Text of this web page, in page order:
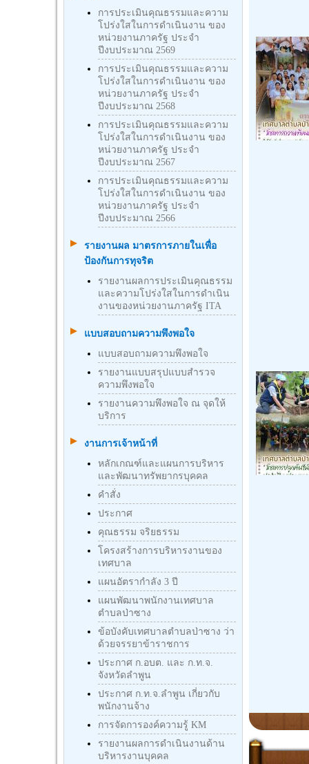
การประเมินคุณธรรมและความ
โปร่งใสในการดำเนินงาน ของ
หน่วยงานภาครัฐ ประจำ
ปีงบประมาณ 2569
การประเมินคุณธรรมและความ
โปร่งใสในการดำเนินงาน ของ
หน่วยงานภาครัฐ ประจำ
ปีงบประมาณ 2568
การประเมินคุณธรรมและความ
โปร่งใสในการดำเนินงาน ของ
หน่วยงานภาครัฐ ประจำ
ปีงบประมาณ 2567
การประเมินคุณธรรมและความ
โปร่งใสในการดำเนินงาน ของ
หน่วยงานภาครัฐ ประจำ
ปีงบประมาณ 2566
รายงานผล มาตรการภายในเพื่อ
ป้องกันการทุจริต
รายงานผลการประเมินคุณธรรม
และความโปร่งใสในการดำเนิน
งานของหน่วยงานภาครัฐ ITA
แบบสอบถามความพึงพอใจ
แบบสอบถามความพึงพอใจ
รายงานแบบสรุปแบบสำรวจ
ความพึงพอใจ
รายงานความพึงพอใจ ณ จุดให้
บริการ
งานการเจ้าหน้าที่
หลักเกณฑ์และแผนการบริหาร
และพัฒนาทรัพยากรบุคคล
คำสั่ง
ประกาศ
คุณธรรม จริยธรรม
โครงสร้างการบริหารงานของ
เทศบาล
แผนอัตรากำลัง 3 ปี
แผนพัฒนาพนักงานเทศบาล
ตำบลป่าซาง
ข้อบังคับเทศบาลตำบลป่าซาง ว่า
ด้วยจรรยาข้าราชการ
ประกาศ ก.อบต. และ ก.ท.จ.
จังหวัดลำพูน
ประกาศ ก.ท.จ.ลำพูน เกี่ยวกับ
พนักงานจ้าง
การจัดการองค์ความรู้ KM
รายงานผลการดำเนินงานด้าน
บริหารงานบุคคล